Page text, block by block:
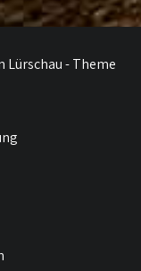
Lürschau - Theme